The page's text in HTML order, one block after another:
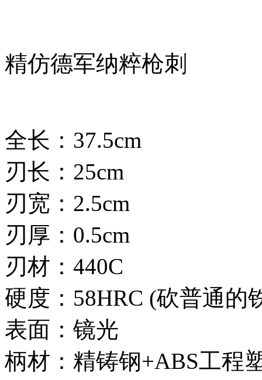
精仿德军纳粹枪刺
全长：37.5cm
刃长：25cm
刃宽：2.5cm
刃厚：0.5cm
刃材：440C
硬度：58HRC (砍普通的
表面：镜光
柄材：精铸钢+ABS工程